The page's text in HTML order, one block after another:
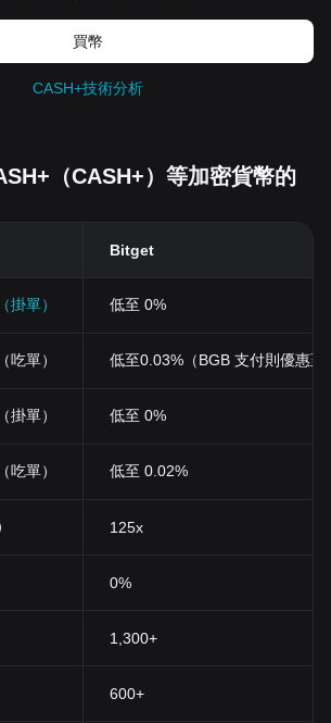
買幣
CASH+技術分析
（CASH+）等加密貨幣的
Bitget
掛單） 低至 0%
吃單） 低至0.03%（BGB 支付則優惠至
掛單） 低至 0%
吃單） 低至 0.02%
125x
0%
1,300+
600+